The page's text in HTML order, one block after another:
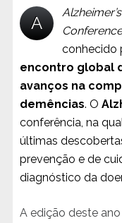
A
Conference
conhecido
encontro global
avanços na
demências. O
conferência, na
últimas
prevenção e de
diagnóstico da
A edição deste